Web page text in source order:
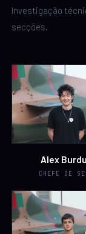
Investigação
secções.
Alex
CHEFE DE